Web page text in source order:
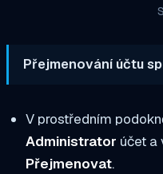
Přejmenování účtu
V prostředním
Administrator účet a
Přejmenovat.